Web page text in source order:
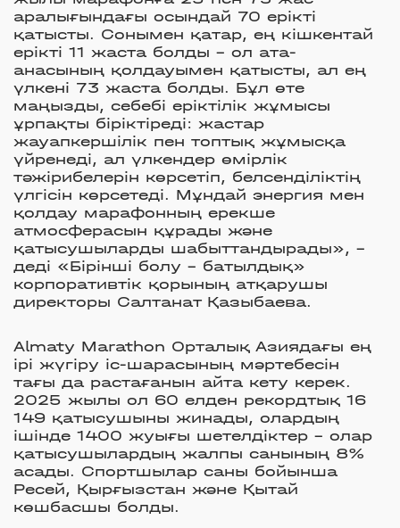
аралығындағы осындай 70 ерікті
қатысты. Сонымен қатар, ең кішкентай
ерікті 11 жаста болды – ол ата-
анасының қолдауымен қатысты, ал ең
үлкені 73 жаста болды. Бұл өте
маңызды, себебі еріктілік жұмысы
ұрпақты біріктіреді: жастар
жауапкершілік пен топтық жұмысқа
үйренеді, ал үлкендер өмірлік
тәжірибелерін көрсетіп, белсенділіктің
үлгісін көрсетеді. Мұндай энергия мен
қолдау марафонның ерекше
атмосферасын құрады және
қатысушыларды шабыттандырады», –
деді «Бірінші болу – батылдық»
корпоративтік қорының атқарушы
директоры Салтанат Қазыбаева.
Almaty Marathon Орталық Азиядағы ең
ірі жүгіру іс-шарасының мәртебесін
тағы да растағанын айта кету керек.
2025 жылы ол 60 елден рекордтық 16
149 қатысушыны жинады, олардың
ішінде 1400 жуығы шетелдіктер – олар
қатысушылардың жалпы санының 8%
асады. Спортшылар саны бойынша
Ресей, Қырғызстан және Қытай
көшбасшы болды.